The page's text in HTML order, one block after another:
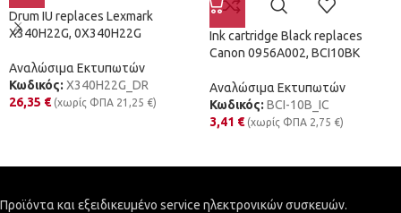
Drum IU replaces Lexmark
X340H22G, 0X340H22G
Αναλώσιμα Εκτυπωτών
Κωδικός: X340H22G_DR
26,35 € (χωρίς ΦΠΑ 21,25 €)
Ink cartridge Black replaces
Canon 0956A002, BCI10BK
Αναλώσιμα Εκτυπωτών
Κωδικός: BCI-10B_IC
3,41 € (χωρίς ΦΠΑ 2,75 €)
Προϊόντα και εξειδικευμένο service ηλεκτρονικών συσκευών.